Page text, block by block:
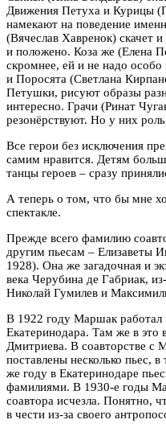
Движения Петуха и Курицы
намекают на поведение
(Вячеслав Хавренок) скачет
и положено. Коза же (Елена
скромнее, ей и не надо
и Поросята (Светлана
Петушки, рисуют образы
интересно. Грачи (Ринат
резонёрствуют. Но у них роль
Все герои без исключения
самим нравится. Детям
танцы героев – сразу
А теперь о том, что бы мне
спектакле.
Прежде всего фамилию
другим пьесам – Елизаветы
1928). Она же загадочная и
века Черубина де Габриак,
Николай Гумилев и
В 1922 году Маршак работал
Екатеринодара. Там же в это
Дмитриева. В соавторстве
поставлены несколько пьес,
же году в Екатеринодаре
фамилиями. В 1930-е годы
соавтора исчезла. Понятно,
в чести из-за своего